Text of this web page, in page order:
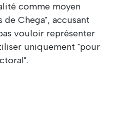
comme moyen
Chega", accusant
vouloir représenter
uniquement "pour